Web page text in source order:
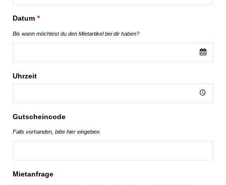
Datum *
Bis wann möchtest du den Mietartikel bei dir haben?
Uhrzeit
Gutscheincode
Falls vorhanden, bitte hier eingeben.
Mietanfrage